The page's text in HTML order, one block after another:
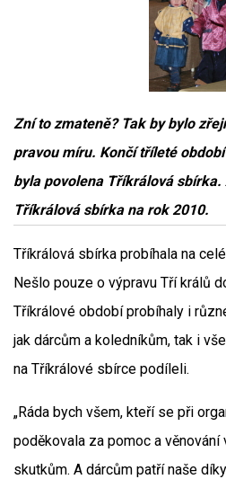
Zní to zmateně? Tak by bylo
pravou míru. Končí tříleté
byla povolena Tříkrálová
Tříkrálová sbírka na rok 2010.
Tříkrálová sbírka probíhala na
Nešlo pouze o výpravu Tří králů
Tříkrálové období probíhaly i
jak dárcům a koledníkům, tak i
na Tříkrálové sbírce podíleli.
„Ráda bych všem, kteří se při
poděkovala za pomoc a
skutkům. A dárcům patří naše